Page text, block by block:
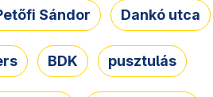
Sándor Dankó utca
BDK pusztulás